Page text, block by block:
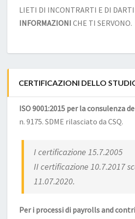
LIETI DI INCONTRARTI E DI
INFORMAZIONI CHE TI SERVONO.
CERTIFICAZIONI DELLO
ISO 9001:2015 per la consulenza
n. 9175. SDME rilasciato da CSQ.
I certificazione 15.7.2005
II certificazione 10.7.2017
11.07.2020.
Per i processi di payrolls and